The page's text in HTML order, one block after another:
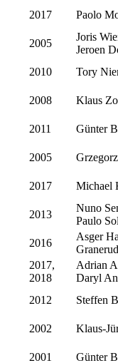
2017
Paolo
2005
Joris
Jeroen
2010
Tory
2008
Klaus
2011
Günter
2005
2017
Michael
2013
Nuno
Paulo
2016
Asger
Granerud
2017,
2018
Adrian
Daryl
2012
Steffen
2002
Klaus-
2001
Günter